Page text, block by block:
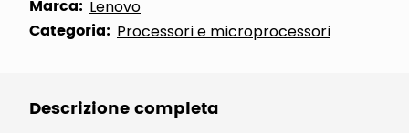
Marca: Lenovo
Categoria: Processori e microprocessori
Descrizione completa